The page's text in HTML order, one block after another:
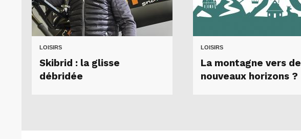
LOISIRS
Skibrid : la glisse
débridée
LOISIRS
La montagne vers de
nouveaux horizons ?